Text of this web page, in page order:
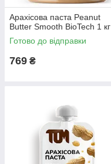
Арахісова паста Peanut
Butter Smooth BioTech 1 кг
Готово до відправки
769 ₴